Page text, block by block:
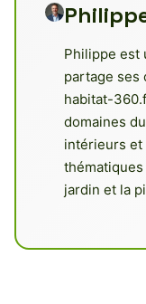
Philippe est
partage ses
habitat-
domaines
intérieurs et
thématiques
jardin et la